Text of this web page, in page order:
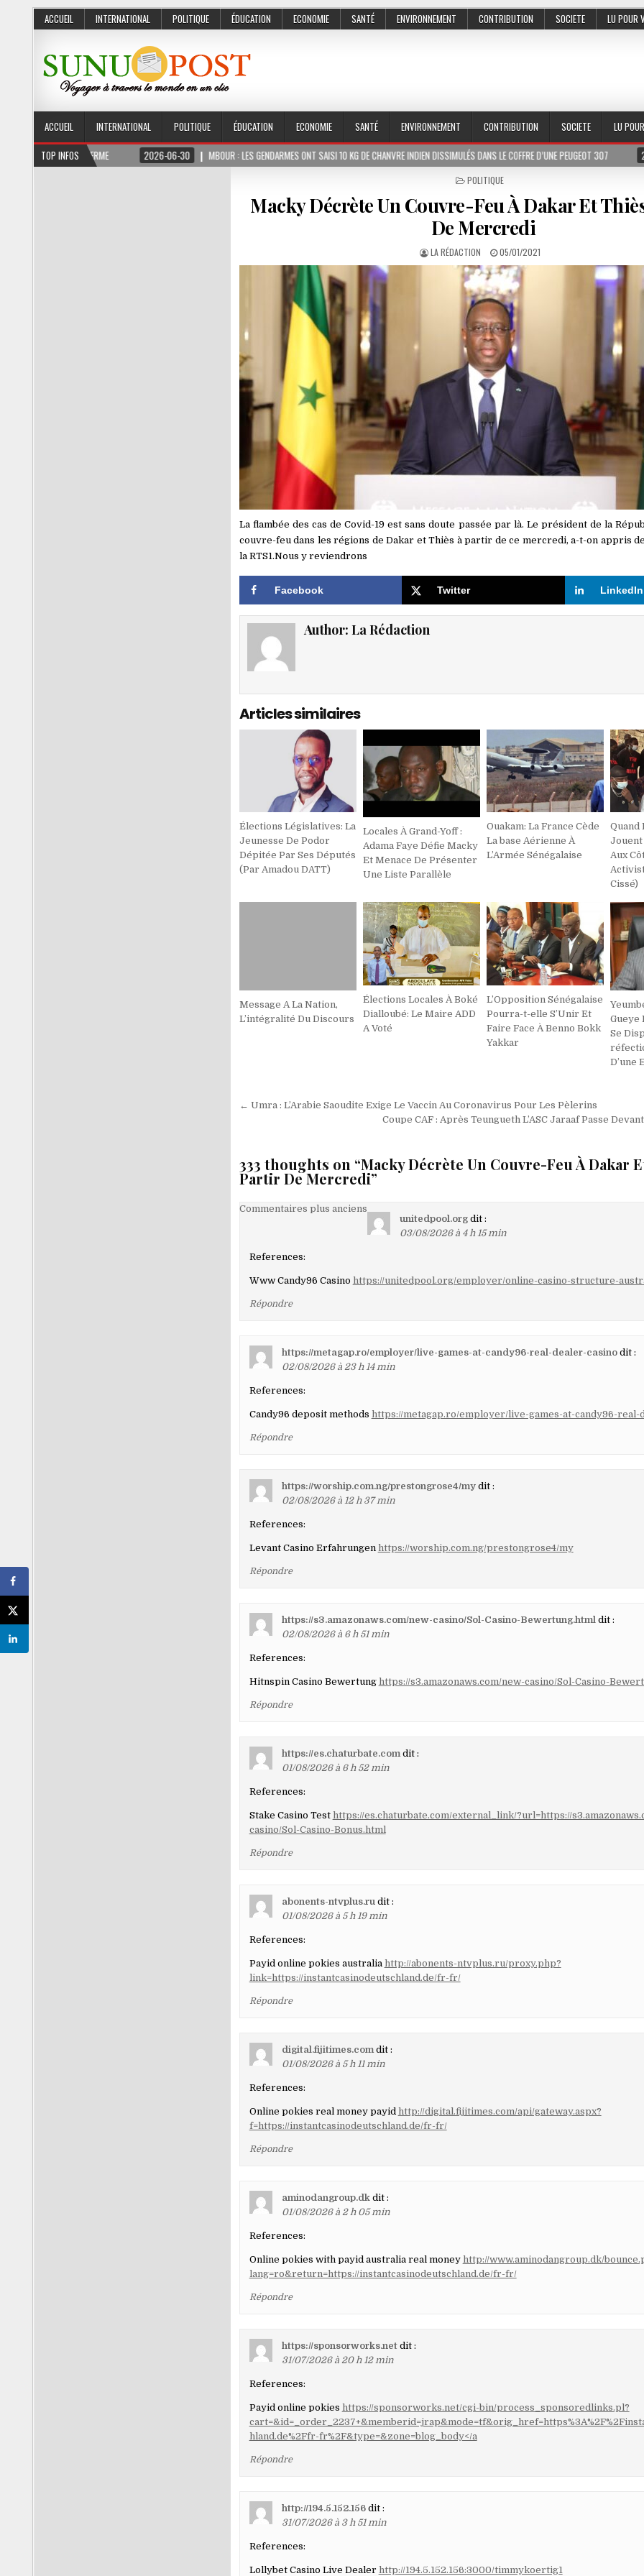
ACCUEIL INTERNATIONAL POLITIQUE ÉDUCATION ECONOMIE SANTÉ ENVIRONNEMENT CONTRIBUTION SOCIETE LU POUR
ACCUEIL INTERNATIONAL POLITIQUE ÉDUCATION ECONOMIE SANTÉ ENVIRONNEMENT CONTRIBUTION SOCIETE LU
TOP INFOS
FERME 2026-06-30 MBOUR : LES GENDARMES ONT SAISI 10 KG DE CHANVRE INDIEN DISSIMULÉS DANS LE COFFRE D’UNE PEUGEOT 307 2026-07-01
POSTED
POLITIQUE
Macky Décrète Un Couvre-Feu À Dakar Et
De Mercredi
LA RÉDACTION 05/01/2021
La flambée des cas de Covid-19 est sans doute passée par là. Le président de la
couvre-feu dans les régions de Dakar et Thiès à partir de ce mercredi, a-t-on appris
la RTS1.Nous y reviendrons
Facebook Twitter LinkedIn
Author: La Rédaction
Articles similaires
Élections Législatives: La
Jeunesse De Podor
Dépitée Par Ses Députés
(Par Amadou DATT)
Locales À Grand-Yoff :
Adama Faye Défie Macky
Et Menace De Présenter
Une Liste Parallèle
Ouakam: La France Cède
La base Aérienne À
L’Armée Sénégalaise
Quand
Aux
Cissé)
Message A La Nation,
L’intégralité Du Discours
Élections Locales À Boké
Dialloubé: Le Maire ADD
A Voté
L’Opposition Sénégalaise
Pourra-t-elle S’Unir Et
Faire Face À Benno Bokk
Yakkar
Gueye
Se
D’une
Navigation
← Umra : L’Arabie Saoudite Exige Le Vaccin Au Coronavirus Pour Les Pèlerins
Coupe CAF : Après Teungueth L’ASC Jaraaf Passe
333 thoughts on “Macky Décrète Un Couvre-Feu À Dakar
Partir De Mercredi”
Navigation
les
commentaires
Commentaires plus anciens
unitedpool.org dit :
03/08/2026 à 4 h 15 min
References:
Www Candy96 Casino https://unitedpool.org/employer/online-casino-structure-
Répondre
https://metagap.ro/employer/live-games-at-candy96-real-dealer-casino dit :
02/08/2026 à 23 h 14 min
References:
Candy96 deposit methods https://metagap.ro/employer/live-games-at-candy96-real-
Répondre
https://worship.com.ng/prestongrose4/my dit :
02/08/2026 à 12 h 37 min
References:
Levant Casino Erfahrungen https://worship.com.ng/prestongrose4/my
Répondre
https://s3.amazonaws.com/new-casino/Sol-Casino-Bewertung.html dit :
02/08/2026 à 6 h 51 min
References:
Hitnspin Casino Bewertung https://s3.amazonaws.com/new-casino/Sol-Casino-
Répondre
https://es.chaturbate.com dit :
01/08/2026 à 6 h 52 min
References:
Stake Casino Test https://es.chaturbate.com/external_link/?url=https://
casino/Sol-Casino-Bonus.html
Répondre
abonents-ntvplus.ru dit :
01/08/2026 à 5 h 19 min
References:
Payid online pokies australia http://abonents-ntvplus.ru/proxy.php?
link=https://instantcasinodeutschland.de/fr-fr/
Répondre
digital.fijitimes.com dit :
01/08/2026 à 5 h 11 min
References:
Online pokies real money payid http://digital.fijitimes.com/api/gateway.aspx?
f=https://instantcasinodeutschland.de/fr-fr/
Répondre
aminodangroup.dk dit :
01/08/2026 à 2 h 05 min
References:
Online pokies with payid australia real money http://www.aminodangroup.dk/
lang=ro&return=https://instantcasinodeutschland.de/fr-fr/
Répondre
https://sponsorworks.net dit :
31/07/2026 à 20 h 12 min
References:
Payid online pokies https://sponsorworks.net/cgi-bin/process_sponsoredlinks.pl?
hland.de%2Ffr-fr%2F&type=&zone=blog_body</a
Répondre
http://194.5.152.156 dit :
31/07/2026 à 3 h 51 min
References:
Lollybet Casino Live Dealer http://194.5.152.156:3000/timmykoertig1